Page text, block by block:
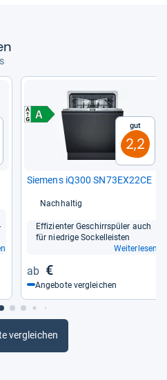
Gut
2,2
Sie­mens iQ300 SN73EX22CE
Nachhaltig
Effi­zi­en­ter Geschirr­spü­ler auch
für nied­rige Sockel­leis­ten
Weiterlesen
€
Angebote vergleichen
vergleichen